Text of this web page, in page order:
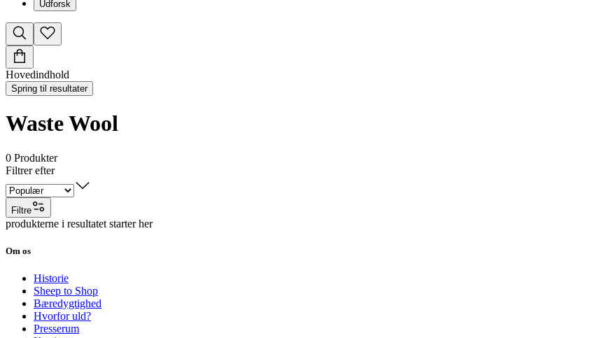
Udforsk
Hovedindhold
Spring til resultater
Waste Wool
0 Produkter
Filtrer efter
Filtre
produkterne i resultatet starter her
Om os
Historie
Sheep to Shop
Bæredygtighed
Hvorfor uld?
Presserum